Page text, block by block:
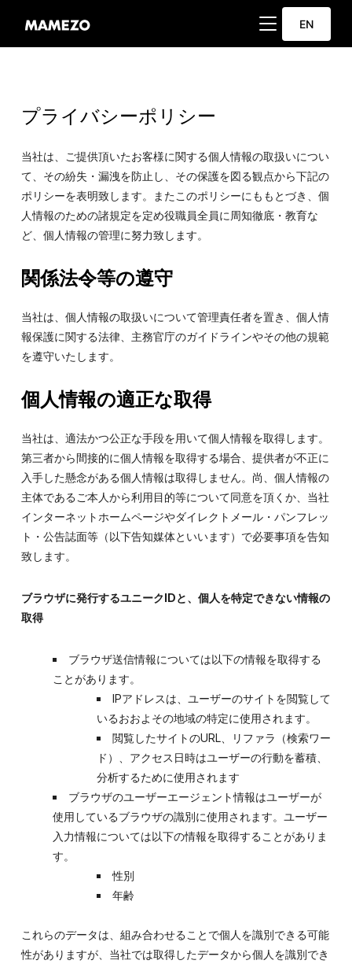
サイドバーとナビ
EN
プライバシーポリシー
当社は、ご提供頂いたお客様に関する個人情報の取扱いについ
て、その紛失・漏洩を防止し、その保護を図る観点から下記の
ポリシーを表明致します。またこのポリシーにももとづき、個
人情報のための諸規定を定め役職員全員に周知徹底・教育な
ど、個人情報の管理に努力致します。
関係法令等の遵守
当社は、個人情報の取扱いについて管理責任者を置き、個人情
報保護に関する法律、主務官庁のガイドラインやその他の規範
を遵守いたします。
個人情報の適正な取得
当社は、適法かつ公正な手段を用いて個人情報を取得します。
第三者から間接的に個人情報を取得する場合、提供者が不正に
入手した懸念がある個人情報は取得しません。尚、個人情報の
主体であるご本人から利用目的等について同意を頂くか、当社
インターネットホームページやダイレクトメール・パンフレッ
ト・公告誌面等（以下告知媒体といいます）で必要事項を告知
致します。
ブラウザに発行するユニークIDと、個人を特定できない情報の
取得
ブラウザ送信情報については以下の情報を取得する
ことがあります。
IPアドレスは、ユーザーのサイトを閲覧して
いるおおよその地域の特定に使用されます。
閲覧したサイトのURL、リファラ（検索ワー
ド）、アクセス日時はユーザーの行動を蓄積、
分析するために使用されます
ブラウザのユーザーエージェント情報はユーザーが
使用しているブラウザの識別に使用されます。ユーザー
入力情報については以下の情報を取得することがありま
す。
性別
年齢
これらのデータは、組み合わせることで個人を識別できる可能
性がありますが、当社では取得したデータから個人を識別でき